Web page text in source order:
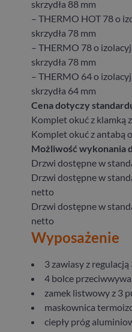
skrzydła 88 mm
– THERMO HOT 78 o
skrzydła 78 mm
– THERMO 78 o
skrzydła 78 mm
– THERMO 64 o
skrzydła 64 mm
Cena dotyczy
Komplet okuć z klamką
Komplet okuć z antabą
Możliwość wykonania
Drzwi dostępne w
Drzwi dostępne w
netto
Drzwi dostępne w
netto
Wyposażenie
3 zawiasy z
4 bolce
zamek listwowy z 3
maskownica
ciepły próg